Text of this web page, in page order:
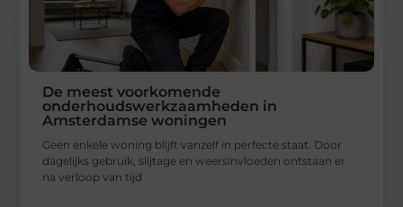
De meest voorkomende
onderhoudswerkzaamheden in
Amsterdamse woningen
Geen enkele woning blijft vanzelf in perfecte staat. Door
dagelijks gebruik, slijtage en weersinvloeden ontstaan er
na verloop van tijd